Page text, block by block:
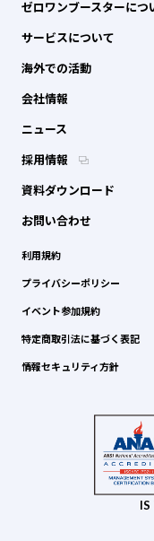
ゼロワンブースターにつ
サービスについて
海外での活動
会社情報
ニュース
採用情報
資料ダウンロード
お問い合わせ
利用規約
プライバシーポリシー
イベント参加規約
特定商取引法に基づく表記
情報セキュリティ方針